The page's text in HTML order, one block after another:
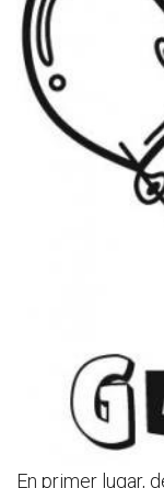
En primer lugar,